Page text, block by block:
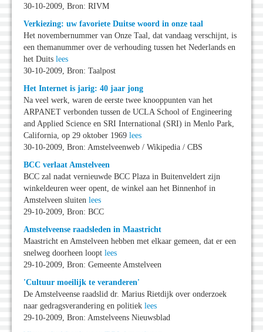
30-10-2009, Bron: RIVM
Verkiezing: uw favoriete Duitse woord in onze taal
Het novembernummer van Onze Taal, dat vandaag verschijnt, is
een themanummer over de verhouding tussen het Nederlands en
het Duits lees
30-10-2009, Bron: Taalpost
Het Internet is jarig: 40 jaar jong
Na veel werk, waren de eerste twee knooppunten van het
ARPANET verbonden tussen de UCLA School of Engineering
and Applied Science en SRI International (SRI) in Menlo Park,
California, op 29 oktober 1969 lees
30-10-2009, Bron: Amstelveenweb / Wikipedia / CBS
BCC verlaat Amstelveen
BCC zal nadat vernieuwde BCC Plaza in Buitenveldert zijn
winkeldeuren weer opent, de winkel aan het Binnenhof in
Amstelveen sluiten lees
29-10-2009, Bron: BCC
Amstelveense raadsleden in Maastricht
Maastricht en Amstelveen hebben met elkaar gemeen, dat er een
snelweg doorheen loopt lees
29-10-2009, Bron: Gemeente Amstelveen
'Cultuur moeilijk te veranderen'
De Amstelveense raadslid dr. Marius Rietdijk over onderzoek
naar gedragsverandering en politiek lees
29-10-2009, Bron: Amstelveens Nieuwsblad